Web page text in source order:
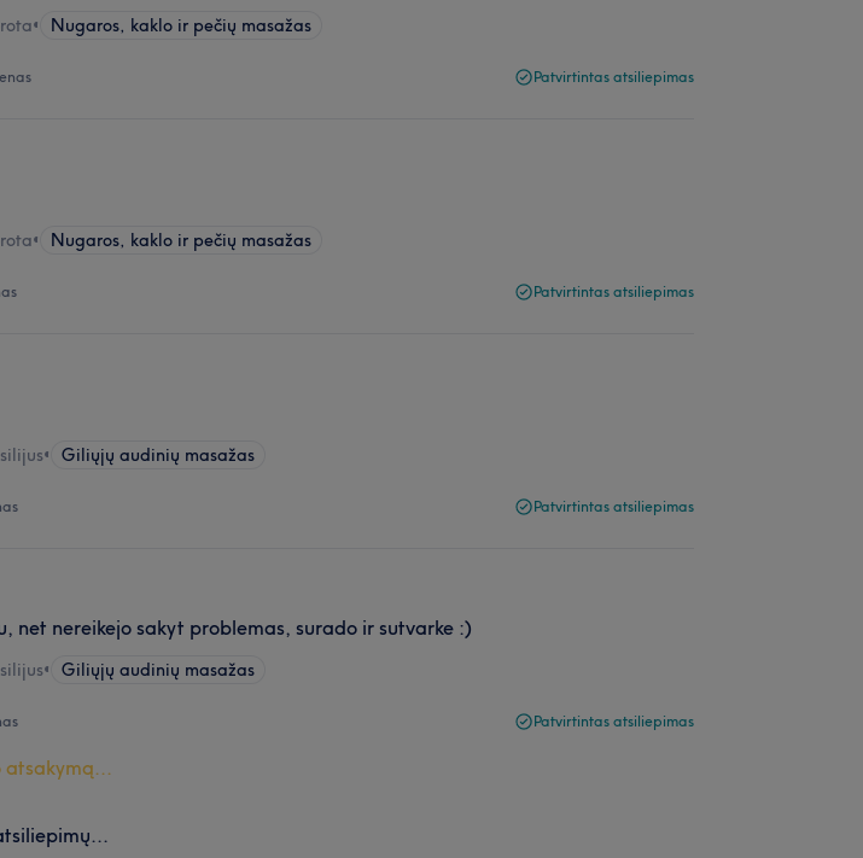
• Nugaros, kaklo ir pečių masažas
Patvirtintas atsiliepimas
• Nugaros, kaklo ir pečių masažas
Patvirtintas atsiliepimas
• Giliųjų audinių masažas
Patvirtintas atsiliepimas
net nereikejo sakyt problemas, surado ir sutvarke :)
• Giliųjų audinių masažas
Patvirtintas atsiliepimas
atsakymą...